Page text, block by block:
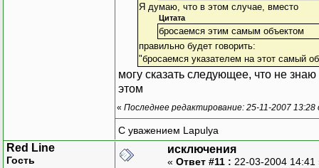
Я думаю, что в этом случае, вместо
Цитата
бросаемся этим самым объектом
правильно будет говорить:
"бросаемся указателем на этот самый
могу сказать следующее, что не
этом
« Последнее редактирование: 25-11-2007 13:28
С уважением Lapulya
Red Line
Гость
исключения
« Ответ #11 : 22-03-2004